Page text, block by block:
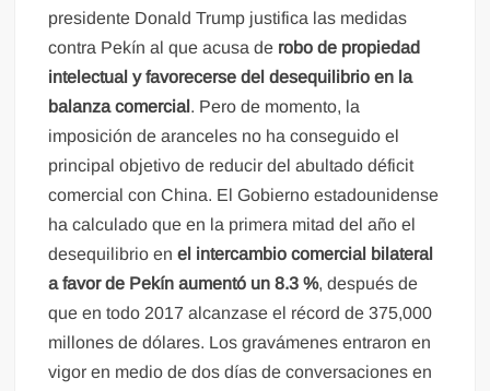
presidente Donald Trump justifica las medidas
contra Pekín al que acusa de robo de propiedad
intelectual y favorecerse del desequilibrio en la
balanza comercial . Pero de momento, la
imposición de aranceles no ha conseguido el
principal objetivo de reducir del abultado déficit
comercial con China. El Gobierno estadounidense
ha calculado que en la primera mitad del año el
desequilibrio enel intercambio comercial bilateral
a favor de Pekín aumentó un 8.3 %, después de
que en todo 2017 alcanzase el récord de 375,000
millones de dólares. Los gravámenes entraron en
vigor en medio de dos días de conversaciones en